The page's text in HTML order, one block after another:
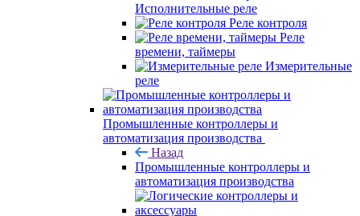
Исполнительные реле
Реле контроля
Реле
времени, таймеры
Измерительные
реле
Промышленные контроллеры и
автоматизация производства
Назад
Промышленные контроллеры и
автоматизация производства